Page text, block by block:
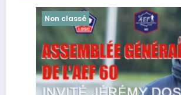
Non classé